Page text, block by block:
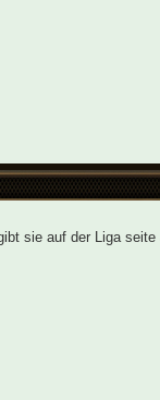
sie auf der Liga